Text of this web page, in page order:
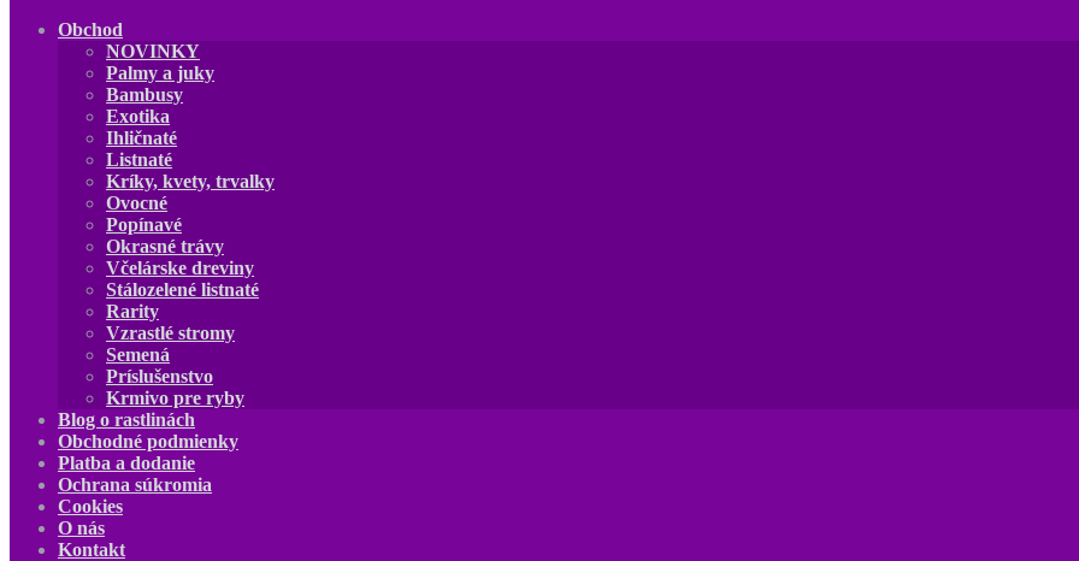
Obchod
NOVINKY
Palmy a juky
Bambusy
Exotika
Ihličnaté
Listnaté
Kríky, kvety, trvalky
Ovocné
Popínavé
Okrasné trávy
Včelárske dreviny
Stálozelené listnaté
Rarity
Vzrastlé stromy
Semená
Príslušenstvo
Krmivo pre ryby
Blog o rastlinách
Obchodné podmienky
Platba a dodanie
Ochrana súkromia
Cookies
O nás
Kontakt